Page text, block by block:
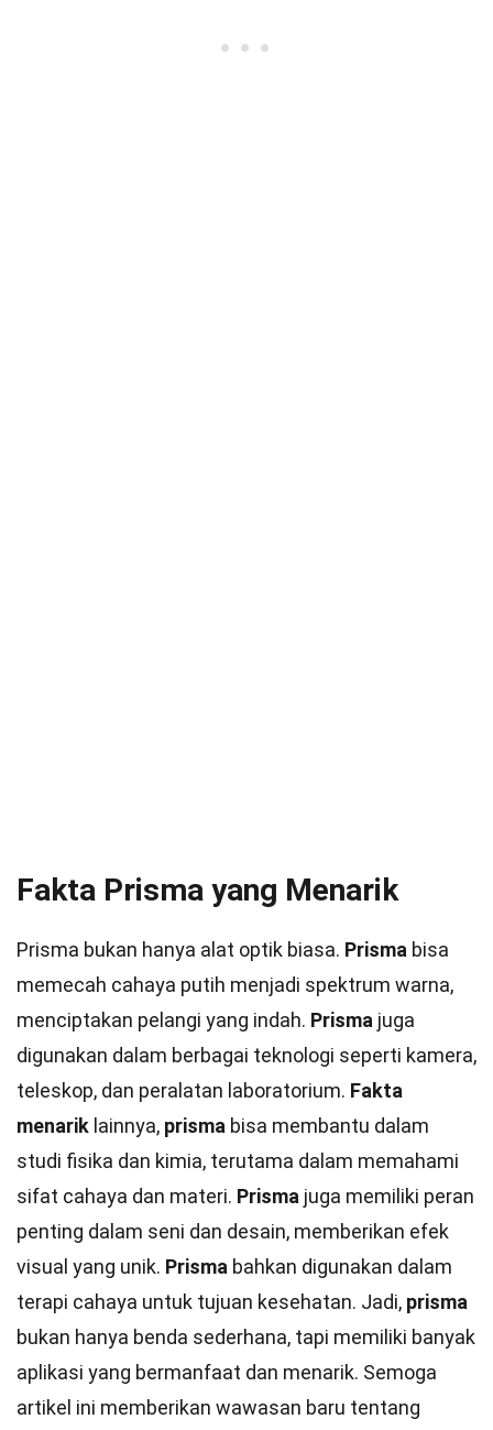
Fakta Prisma yang Menarik
Prisma bukan hanya alat optik biasa. Prisma bisa
memecah cahaya putih menjadi spektrum warna,
menciptakan pelangi yang indah. Prisma juga
digunakan dalam berbagai teknologi seperti kamera,
teleskop, dan peralatan laboratorium. Fakta
menarik lainnya, prisma bisa membantu dalam
studi fisika dan kimia, terutama dalam memahami
sifat cahaya dan materi. Prisma juga memiliki peran
penting dalam seni dan desain, memberikan efek
visual yang unik. Prisma bahkan digunakan dalam
terapi cahaya untuk tujuan kesehatan. Jadi, prisma
bukan hanya benda sederhana, tapi memiliki banyak
aplikasi yang bermanfaat dan menarik. Semoga
artikel ini memberikan wawasan baru tentang